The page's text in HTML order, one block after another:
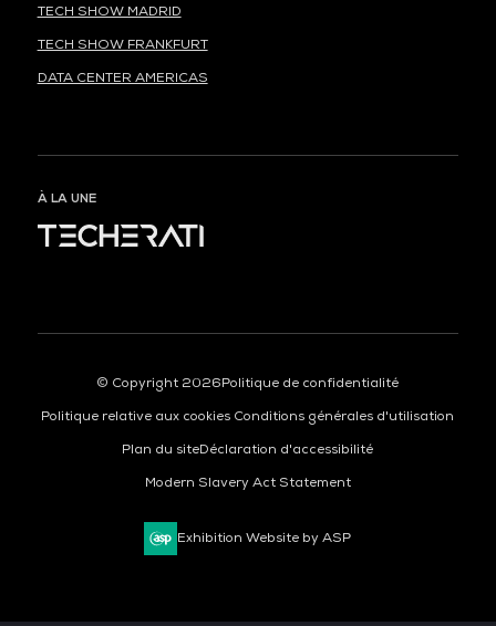
TECH SHOW MADRID
TECH SHOW FRANKFURT
DATA CENTER AMERICAS
À LA UNE
© Copyright 2026Politique de confidentialité
Politique relative aux cookies Conditions générales d'utilisation
Plan du siteDéclaration d'accessibilité
Modern Slavery Act Statement
Exhibition Website by ASP